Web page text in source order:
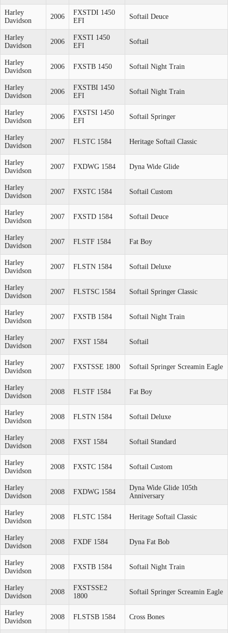
Harley
Davidson
2006
FXSTDI 1450
EFI
Softail Deuce
Harley
Davidson
2006
FXSTI 1450
EFI
Softail
Harley
Davidson
2006 FXSTB 1450 Softail Night Train
Harley
Davidson
2006
FXSTBI 1450
EFI
Softail Night Train
Harley
Davidson
2006
FXSTSI 1450
EFI
Softail Springer
Harley
Davidson
2007 FLSTC 1584 Heritage Softail Classic
Harley
Davidson
2007 FXDWG 1584 Dyna Wide Glide
Harley
Davidson
2007 FXSTC 1584 Softail Custom
Harley
Davidson
2007 FXSTD 1584 Softail Deuce
Harley
Davidson
2007 FLSTF 1584 Fat Boy
Harley
Davidson
2007 FLSTN 1584 Softail Deluxe
Harley
Davidson
2007 FLSTSC 1584 Softail Springer Classic
Harley
Davidson
2007 FXSTB 1584 Softail Night Train
Harley
Davidson
2007 FXST 1584 Softail
Harley
Davidson
2007 FXSTSSE 1800 Softail Springer Screamin Eagle
Harley
Davidson
2008 FLSTF 1584 Fat Boy
Harley
Davidson
2008 FLSTN 1584 Softail Deluxe
Harley
Davidson
2008 FXST 1584 Softail Standard
Harley
Davidson
2008 FXSTC 1584 Softail Custom
Harley
Davidson
2008 FXDWG 1584
Dyna Wide Glide 105th
Anniversary
Harley
Davidson
2008 FLSTC 1584 Heritage Softail Classic
Harley
Davidson
2008 FXDF 1584 Dyna Fat Bob
Harley
Davidson
2008 FXSTB 1584 Softail Night Train
Harley
Davidson
2008
FXSTSSE2
1800
Softail Springer Screamin Eagle
Harley
Davidson
2008 FLSTSB 1584 Cross Bones